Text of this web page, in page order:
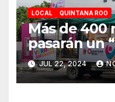
LOCAL QUINTANA ROO
Más de 400
pasarán un
DIFerente”
Mara
JUL 22, 2024